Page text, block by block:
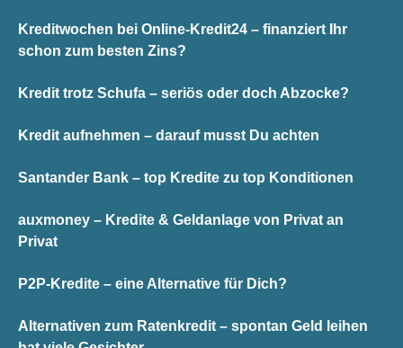
Kreditwochen bei Online-Kredit24 – finanziert Ihr
schon zum besten Zins?
Kredit trotz Schufa – seriös oder doch Abzocke?
Kredit aufnehmen – darauf musst Du achten
Santander Bank – top Kredite zu top Konditionen
auxmoney – Kredite & Geldanlage von Privat an
Privat
P2P-Kredite – eine Alternative für Dich?
Alternativen zum Ratenkredit – spontan Geld leihen